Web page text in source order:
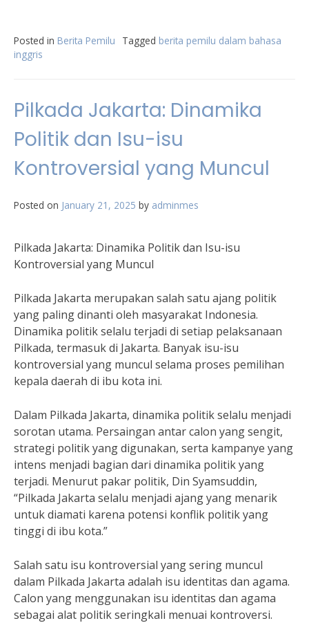
Posted in Berita Pemilu Tagged berita pemilu dalam bahasa
inggris
Pilkada Jakarta: Dinamika
Politik dan Isu-isu
Kontroversial yang Muncul
Posted on January 21, 2025 by adminmes
Pilkada Jakarta: Dinamika Politik dan Isu-isu
Kontroversial yang Muncul
Pilkada Jakarta merupakan salah satu ajang politik
yang paling dinanti oleh masyarakat Indonesia.
Dinamika politik selalu terjadi di setiap pelaksanaan
Pilkada, termasuk di Jakarta. Banyak isu-isu
kontroversial yang muncul selama proses pemilihan
kepala daerah di ibu kota ini.
Dalam Pilkada Jakarta, dinamika politik selalu menjadi
sorotan utama. Persaingan antar calon yang sengit,
strategi politik yang digunakan, serta kampanye yang
intens menjadi bagian dari dinamika politik yang
terjadi. Menurut pakar politik, Din Syamsuddin,
“Pilkada Jakarta selalu menjadi ajang yang menarik
untuk diamati karena potensi konflik politik yang
tinggi di ibu kota.”
Salah satu isu kontroversial yang sering muncul
dalam Pilkada Jakarta adalah isu identitas dan agama.
Calon yang menggunakan isu identitas dan agama
sebagai alat politik seringkali menuai kontroversi.